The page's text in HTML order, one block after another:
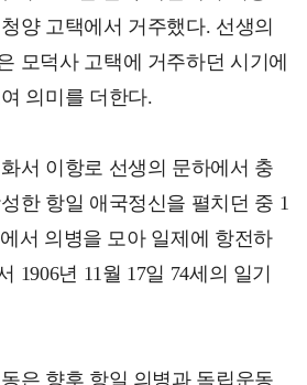
양 고택에서 거주했다. 선생의
모덕사 고택에 거주하던 시기에
의미를 더한다.
서 이항로 선생의 문하에서 충
한 항일 애국정신을 펼치던 중 1
서 의병을 모아 일제에 항전하
1906년 11월 17일 74세의 일기
은 향후 항일 의병과 독립운동